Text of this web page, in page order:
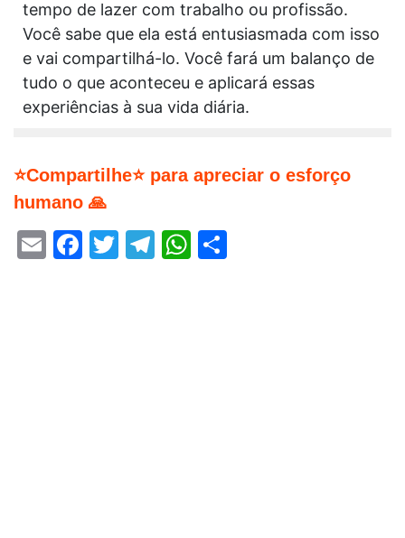
tempo de lazer com trabalho ou profissão.
Você sabe que ela está entusiasmada com isso
e vai compartilhá-lo. Você fará um balanço de
tudo o que aconteceu e aplicará essas
experiências à sua vida diária.
⭐Compartilhe⭐ para apreciar o esforço
humano 🙏
EmailFacebook
Twitter
Telegram
WhatsApp